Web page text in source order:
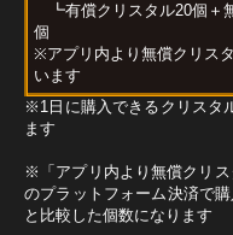
┗有償クリスタル20個＋
個
※アプリ内より無償クリス
います
※1日に購入できるクリスタ
ます
※「アプリ内より無償クリ
のプラットフォーム決済で
と比較した個数になります